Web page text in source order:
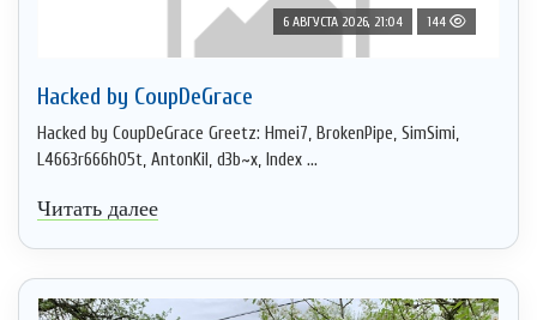
6 АВГУСТА 2026, 21:04 144
Hacked by CoupDeGrace
Hacked by CoupDeGrace Greetz: Hmei7, BrokenPipe, SimSimi,
L4663r666h05t, AntonKil, d3b~x, Index ...
Читать далее